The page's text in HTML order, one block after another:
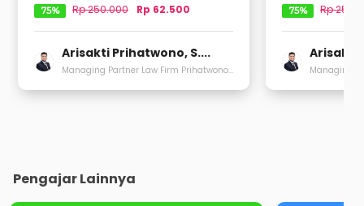
75% Rp250.000 Rp 62.500
Arisakti Prihatwono, S....
Managing Partner Law Firm Prihatwono...
75% Rp
Arisakti
Managing
Pengajar Lainnya